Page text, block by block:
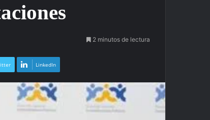
2 minutos de lectura
LinkedIn